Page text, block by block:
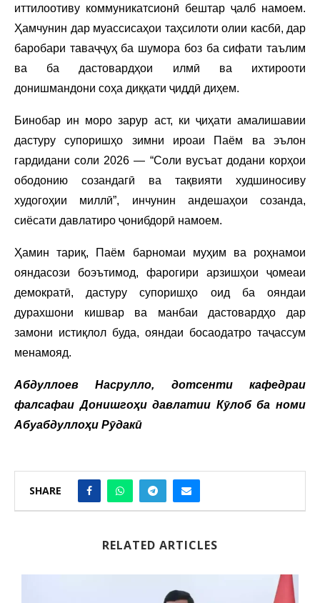
иттилоотиву коммуникатсионӣ бештар ҷалб намоем.
Ҳамчунин дар муассисаҳои таҳсилоти олии касбӣ, дар
баробари таваҷҷуҳ ба шумора боз ба сифати таълим
ва ба дастовардҳои илмӣ ва ихтирооти
донишмандони соҳа диққати ҷиддӣ диҳем.
Бинобар ин моро зарур аст, ки ҷиҳати амалишавии
дастуру супоришҳо зимни ироаи Паём ва эълон
гардидани соли 2026 — “Соли вусъат додани корҳои
ободонию созандагӣ ва тақвияти худшиносиву
худогоҳии миллӣ”, инчунин андешаҳои созанда,
сиёсати давлатиро ҷонибдорӣ намоем.
Ҳамин тариқ, Паём барномаи муҳим ва роҳнамои
ояндасози боэътимод, фарогири арзишҳои ҷомеаи
демократӣ, дастуру супоришҳо оид ба ояндаи
дурахшони кишвар ва манбаи дастовардҳо дар
замони истиқлол буда, ояндаи босаодатро таҷассум
менамояд.
Абдуллоев Насрулло, дотсенти кафедраи
фалсафаи Донишгоҳи давлатии Кӯлоб ба номи
Абуабдуллоҳи Рӯдакӣ
SHARE
RELATED ARTICLES